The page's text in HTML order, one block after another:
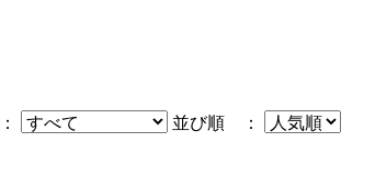
並び順 ：